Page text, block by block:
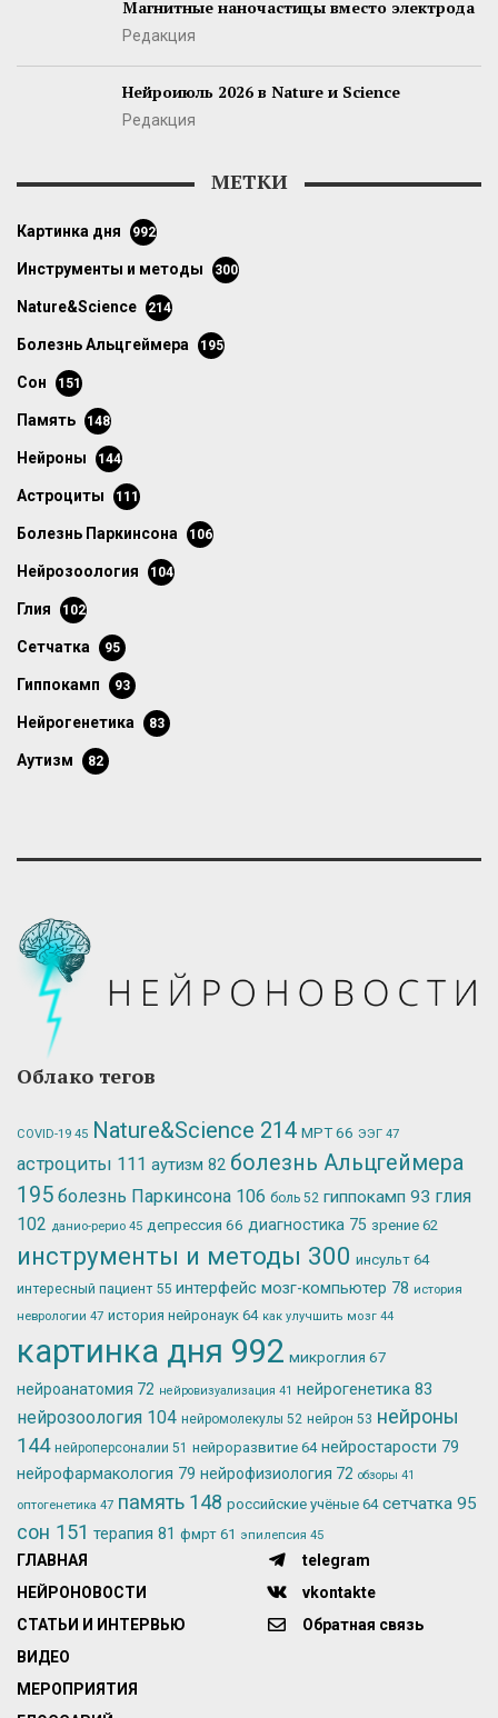
Магнитные наночастицы вместо электрода
Редакция
Нейроиюль 2026 в Nature и Science
Редакция
МЕТКИ
картинка дня 992
инструменты и методы 300
Nature&Science 214
болезнь Альцгеймера 195
сон 151
память 148
нейроны 144
астроциты 111
болезнь Паркинсона 106
нейрозоология 104
глия 102
сетчатка 95
гиппокамп 93
нейрогенетика 83
аутизм 82
Облако тегов
COVID-19 45 Nature&Science 214 МРТ66 ЭЭГ 47
астроциты 111 аутизм 82 болезнь Альцгеймера
195 болезнь Паркинсона 106 боль 52 гиппокамп 93 глия
102 данио-рерио 45 депрессия 66 диагностика 75 зрение 62
инструменты и методы 300 инсульт 64
интересный пациент 55 интерфейс мозг-компьютер 78 история
неврологии 47 история нейронаук 64 как улучшить мозг 44
картинка дня 992 микроглия 67
нейроанатомия 72 нейровизуализация 41 нейрогенетика 83
нейрозоология 104 нейромолекулы 52 нейрон 53 нейроны
144 нейроперсоналии 51 нейроразвитие 64 нейростарости 79
нейрофармакология 79 нейрофизиология 72 обзоры 41
оптогенетика 47 память 148 российские учёные 64 сетчатка 95
сон 151 терапия 81 фмрт 61 эпилепсия 45
ГЛАВНАЯ
НЕЙРОНОВОСТИ
СТАТЬИ И ИНТЕРВЬЮ
ВИДЕО
МЕРОПРИЯТИЯ
telegram
vkontakte
Обратная связь